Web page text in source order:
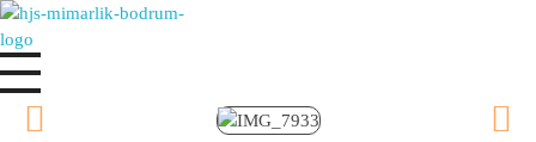
HJS Mimarlık Bodrum | Bodrum Mimarlık
Bodrum | HJS Mimarlık